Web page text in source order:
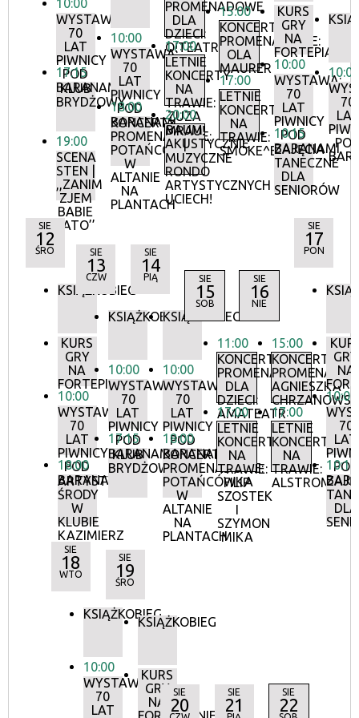
10:00
WYSTAWA:
70
LAT
PIWNICY
POD
BARANAMI
17:15
KLUB
BRYDŻOWY
19:00
SCENA
STEN |
,,ZANIM
ZJEM
BABIE
LATO’’
10:00
WYSTAWA:
70
LAT
PIWNICY
POD
BARANAMI
18:00
KONCERTY
PROMENADOWE:
POTAŃCÓWKA
W
ALTANIE
NA
PLANTACH
PROMENADOWE
DLA
DZIECI:
O!TEATR
17:00
LETNIE
KONCERTY
NA
TRAWIE:
ZUZA
BAUM
AKUSTYCZNIE
20:00
MRAU!
|
MUZYCZNE
RONDO
ARTYSTYCZNYCH
UCIECH!
15:00
KONCERTY
PROMENADOWE:
OLA
MAURER
17:00
LETNIE
KONCERTY
NA
TRAWIE:
SMOKE^BLUES
KURS
GRY
NA
FORTEPIANIE
10:00
WYSTAWA:
70
LAT
PIWNICY
POD
BARANAMI
10:15
ZAJĘCIA
TANECZNE
DLA
SENIORÓW
10:00
70
LAT
SIE
12
ŚRO
KSIĄŻKOBIEG
KURS
GRY
NA
FORTEPIANIE
10:00
WYSTAWA:
70
LAT
PIWNICY
POD
BARANAMI
18:00
ARTYSTYCZNE
ŚRODY
W
KLUBIE
KAZIMIERZ
SIE
13
CZW
KSIĄŻKOBIEG
10:00
WYSTAWA:
70
LAT
PIWNICY
POD
BARANAMI
17:15
KLUB
BRYDŻOWY
SIE
14
PIĄ
KSIĄŻKOBIEG
10:00
WYSTAWA:
70
LAT
PIWNICY
POD
BARANAMI
18:00
KONCERTY
PROMENADOWE:
POTAŃCÓWKA
W
ALTANIE
NA
PLANTACH
SIE
15
SOB
11:00
KONCERTY
PROMENADOWE
DLA
DZIECI:
AMATEATR
17:00
LETNIE
KONCERTY
NA
TRAWIE:
FILIP
SZOSTEK
I
SZYMON
MIKA
SIE
16
NIE
15:00
KONCERTY
AGNIESZKA
17:00
LETNIE
KONCERTY
NA
TRAWIE:
ALSTROMERIE
SIE
17
PON
GRY
NA
10:00
70
LAT
POD
10:15
DLA
SIE
18
WTO
KSIĄŻKOBIEG
10:00
WYSTAWA:
70
LAT
SIE
19
ŚRO
KSIĄŻKOBIEG
KURS
GRY
NA
SIE
20
SIE
21
SIE
22